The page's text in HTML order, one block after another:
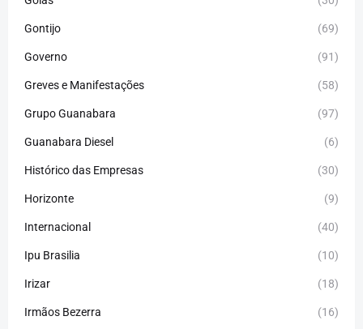
Gontijo (69)
Governo (91)
Greves e Manifestações (58)
Grupo Guanabara (97)
Guanabara Diesel (6)
Histórico das Empresas (30)
Horizonte (9)
Internacional (40)
Ipu Brasilia (10)
Irizar (18)
Irmãos Bezerra (16)